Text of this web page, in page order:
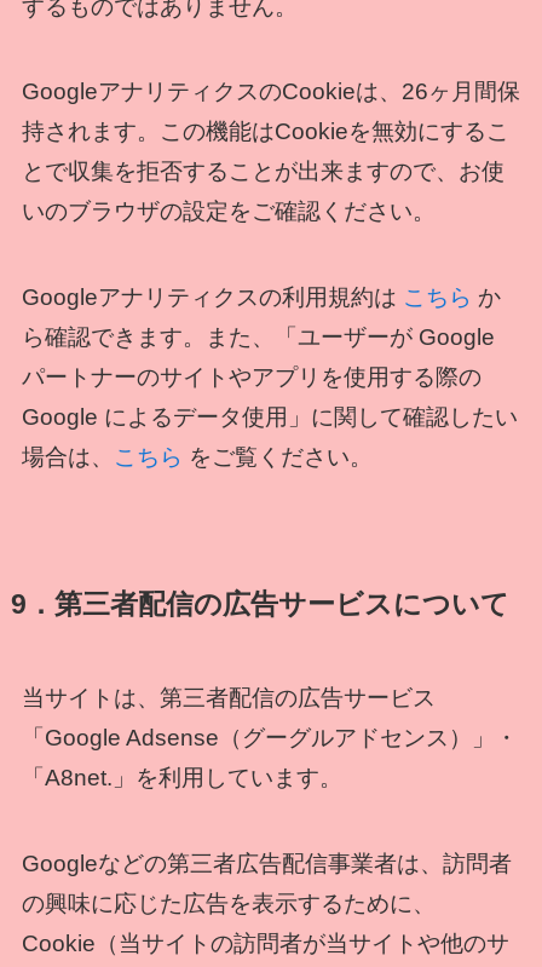
するものではありません。
GoogleアナリティクスのCookieは、26ヶ月間保
持されます。この機能はCookieを無効にするこ
とで収集を拒否することが出来ますので、お使
いのブラウザの設定をご確認ください。
Googleアナリティクスの利用規約は こちら か
ら確認できます。また、「ユーザーが Google
パートナーのサイトやアプリを使用する際の
Google によるデータ使用」に関して確認したい
場合は、 こちら をご覧ください。
9．第三者配信の広告サービスについて
当サイトは、第三者配信の広告サービス
「Google Adsense（グーグルアドセンス）」・
「A8net.」を利用しています。
Googleなどの第三者広告配信事業者は、訪問者
の興味に応じた広告を表示するために、
Cookie（当サイトの訪問者が当サイトや他のサ